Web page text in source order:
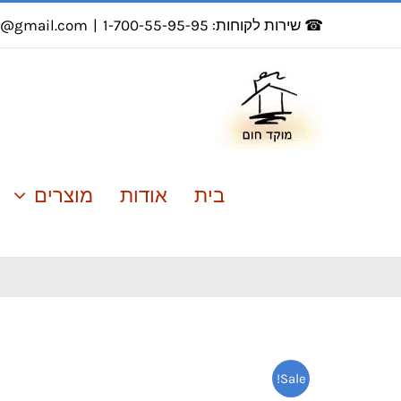
☎ שירות לקוחות: 1-700-55-95-95 |
בית אודות מוצרים
Sale!